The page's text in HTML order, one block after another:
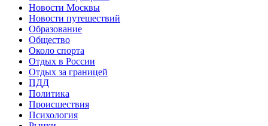
Новости Москвы
Новости путешествий
Образование
Общество
Около спорта
Отдых в России
Отдых за границей
ПДД
Политика
Происшествия
Психология